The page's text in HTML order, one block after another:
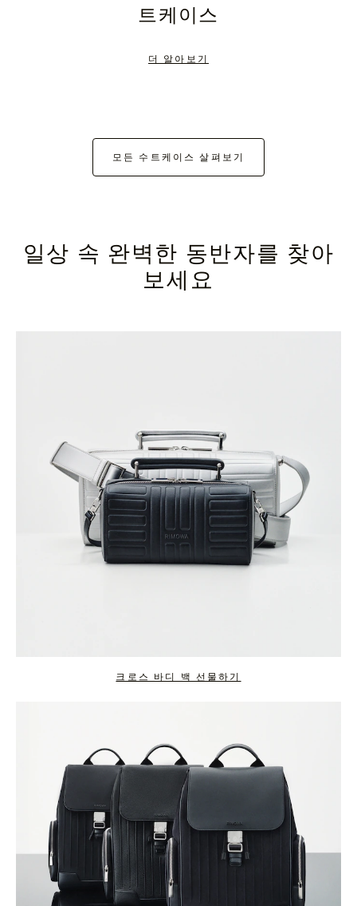
트케이스
더 알아보기
모든 수트케이스 살펴보기
일상 속 완벽한 동반자를 찾아
보세요
크로스 바디 백 선물하기